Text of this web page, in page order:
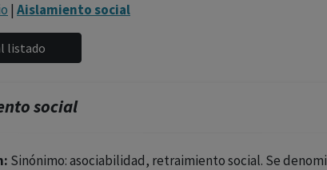
| Aislamiento social
social
Sinónimo: asociabilidad, retraimiento social. Se